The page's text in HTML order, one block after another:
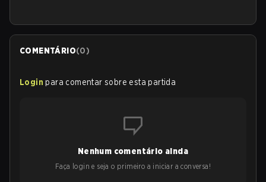
COMENTÁRIO(0)
Login para comentar sobre esta partida
Nenhum comentário ainda
Faça login e seja o primeiro a iniciar a conversa!